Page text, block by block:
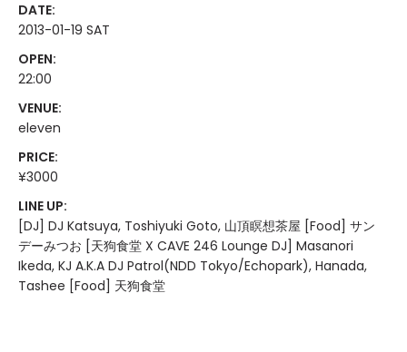
DATE:
2013-01-19 SAT
OPEN:
22:00
VENUE:
eleven
PRICE:
¥3000
LINE UP:
[DJ] DJ Katsuya, Toshiyuki Goto, 山頂瞑想茶屋 [Food] サン
デーみつお [天狗食堂 X CAVE 246 Lounge DJ] Masanori
Ikeda, KJ A.K.A DJ Patrol(NDD Tokyo/Echopark), Hanada,
Tashee [Food] 天狗食堂